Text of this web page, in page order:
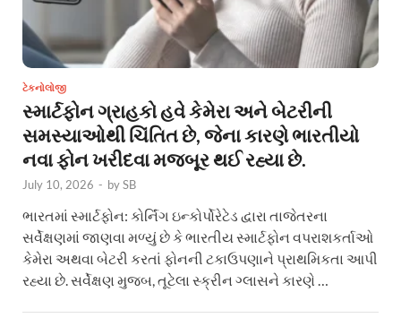
ટેકનોલોજી
સ્માર્ટફોન ગ્રાહકો હવે કેમેરા અને બેટરીની
સમસ્યાઓથી ચિંતિત છે, જેના કારણે ભારતીયો
નવા ફોન ખરીદવા મજબૂર થઈ રહ્યા છે.
July 10, 2026 - bySB
ભારતમાં સ્માર્ટફોન: કોર્નિંગ ઇન્કોર્પોરેટેડ દ્વારા તાજેતરના
સર્વેક્ષણમાં જાણવા મળ્યું છે કે ભારતીય સ્માર્ટફોન વપરાશકર્તાઓ
કેમેરા અથવા બેટરી કરતાં ફોનની ટકાઉપણાને પ્રાથમિકતા આપી
રહ્યા છે. સર્વેક્ષણ મુજબ, તૂટેલા સ્ક્રીન ગ્લાસને કારણે …